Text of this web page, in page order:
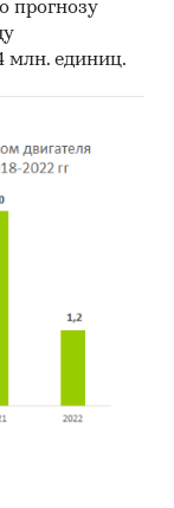
прогнозу
млн. единиц.